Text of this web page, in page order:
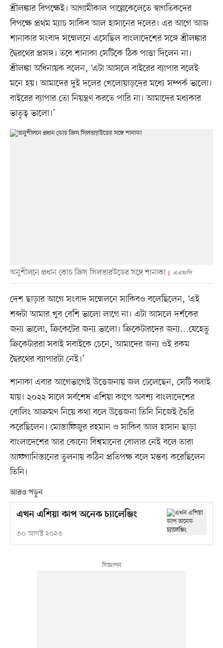
শ্রীলঙ্কার বিপক্ষেই। আগামীকাল পাল্লেকেলেতে স্বাগতিকদের
বিপক্ষে প্রথম ম্যাচ সাকিব আল হাসানের দলের। এর আগে আজ
শানাকার সংবাদ সম্মেলনে এসেছিল বাংলাদেশের সঙ্গে শ্রীলঙ্কার
দ্বৈরথের প্রসঙ্গ। তবে শানাকা সেটিকে ঠিক পাত্তা দিলেন না।
শ্রীলঙ্কা অধিনায়ক বলেন, ‘এটা আসলে বাইরের ব্যাপার বলেই
মনে হয়। আমাদের দুই দলের খেলোয়াড়দের মধ্যে সম্পর্ক ভালো।
বাইরের ব্যাপার তো নিয়ন্ত্রণ করতে পারি না। আমাদের মধ্যকার
ভাতৃত্ব ভালো।’
অনুশীলনে প্রধান কোচ ক্রিস সিলভারউডের সঙ্গে শানাকা এএফপি
দেশ ছাড়ার আগে সংবাদ সম্মেলনে সাকিবও বলেছিলেন, ‘এই
শব্দটা আমার খুব বেশি ভালো লাগে না। এটা আসলে দর্শকের
জন্য ভালো, ক্রিকেটের জন্য ভালো। ক্রিকেটারদের জন্য…যেহেতু
ক্রিকেটাররা সবাই সবাইকে চেনে, আমাদের জন্য ওই রকম
দ্বৈরথের ব্যাপারটা নেই।’
শানাকা এবার আগেভাগেই উত্তেজনায় জল ঢেলেছেন, সেটি বলাই
যায়। ২০২২ সালে সর্বশেষ এশিয়া কাপে অবশ্য বাংলাদেশের
বোলিং আক্রমণ নিয়ে কথা বলে উত্তেজনা তিনি নিজেই তৈরি
করেছিলেন। মোস্তাফিজুর রহমান ও সাকিব আল হাসান ছাড়া
বাংলাদেশের আর কোনো বিশ্বমানের বোলার নেই বলে তারা
আফগানিস্তানের তুলনায় কঠিন প্রতিপক্ষ বলে মন্তব্য করেছিলেন
তিনি।
আরও পড়ুন
এখন এশিয়া কাপ অনেক চ্যালেঞ্জিং
৩০ আগস্ট ২০২৩